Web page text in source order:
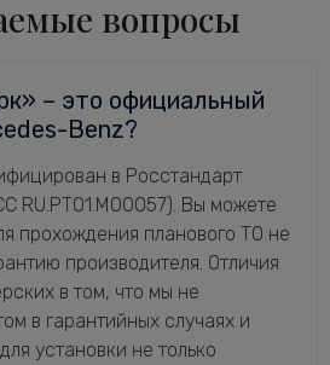
вопросы
– это официальный
Benz?
в Росстандарт
RU.РТ01.М00057). Вы можете
прохождения планового ТО не
производителя. Отличия
в том, что мы не
в гарантийных случаях и
установки не только